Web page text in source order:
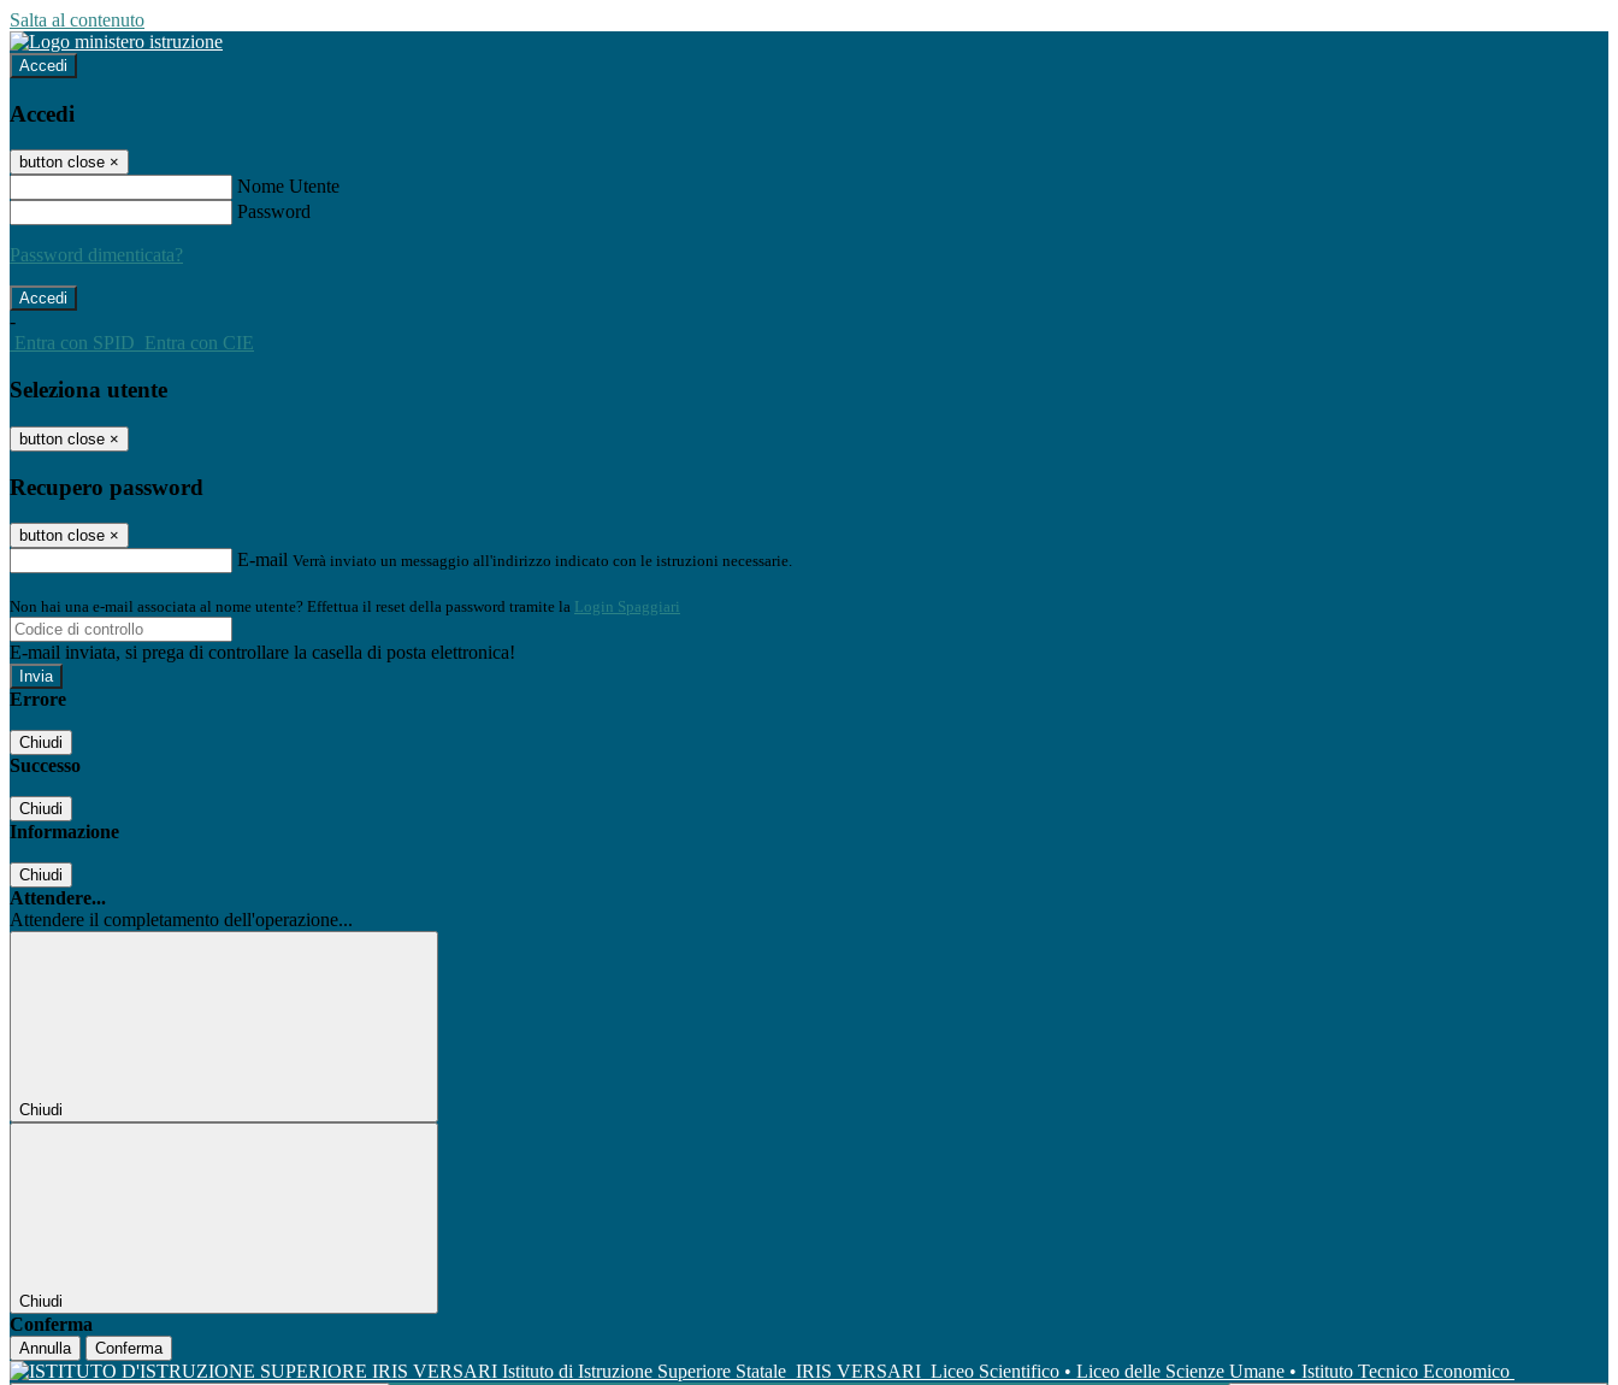
Salta al contenuto
Accedi
Accedi
button close ×
Nome Utente
Password
Password dimenticata?
-
Entra con SPID Entra con CIE
Seleziona utente
button close ×
Recupero password
button close ×
E-mail Verrà inviato un messaggio all'indirizzo indicato con le istruzioni necessarie.
Non hai una e-mail associata al nome utente? Effettua il reset della password tramite la Login Spaggiari
E-mail inviata, si prega di controllare la casella di posta elettronica!
Errore
Chiudi
Successo
Chiudi
Informazione
Chiudi
Attendere...
Attendere il completamento dell'operazione...
Chiudi
Chiudi
Conferma
Annulla Conferma
Istituto di Istruzione Superiore Statale IRIS VERSARI Liceo Scientifico • Liceo delle Scienze Umane • Istituto Tecnico Economico